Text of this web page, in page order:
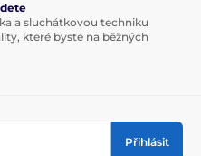
a sluchátkovou techniku
které byste na běžných
Přihlásit